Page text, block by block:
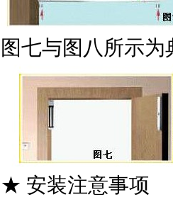
图七与图八所示
★ 安装注意事项